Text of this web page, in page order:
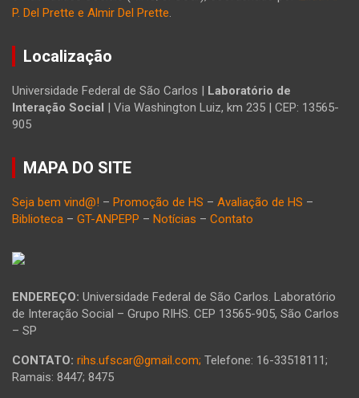
P. Del Prette e Almir Del Prette.
Localização
Universidade Federal de São Carlos | Laboratório de
Interação Social | Via Washington Luiz, km 235 | CEP: 13565-
905
MAPA DO SITE
Seja bem vind@! – Promoção de HS – Avaliação de HS –
Biblioteca – GT-ANPEPP – Notícias – Contato
ENDEREÇO: Universidade Federal de São Carlos. Laboratório
de Interação Social – Grupo RIHS. CEP 13565-905, São Carlos
– SP
CONTATO: rihs.ufscar@gmail.com; Telefone: 16-33518111;
Ramais: 8447; 8475